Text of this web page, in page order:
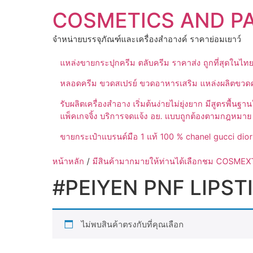
COSMETICS AND
จำหน่ายบรรจุภัณฑ์และเครื่องสำอางค์ ราคาย่อมเยาว์
แหล่งขายกระปุกครีม ตลับครีม ราคาส่ง ถูกที่สุดในไทย
หลอดครีม ขวดสเปรย์ ขวดอาหารเสริม แหล่งผลิตขวด
รับผลิตเครื่องสำอาง เริ่มต้นง่ายไม่ยุ่งยาก มีสูตรพื้นฐ
แพ็คเกจจิ้ง บริการจดแจ้ง อย. แบบถูกต้องตามกฎหมา
ขายกระเป๋าแบรนด์มือ 1 แท้ 100 % chanel gucci
หน้าหลัก / มีสินค้ามากมายให้ท่านได้เลือกชม
#PEIYEN PNF
ไม่พบสินค้าตรงกับที่คุณเลือก